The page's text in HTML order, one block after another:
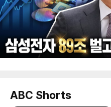
ABC Shorts